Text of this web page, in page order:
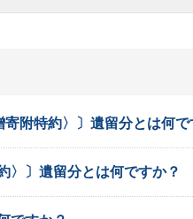
附特約〉〕遺留分とは何で
〉〕遺留分とは何ですか？